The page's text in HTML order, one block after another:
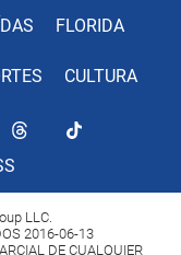
FLORIDA
CULTURA
LLC.
2016-06-13
DE CUALQUIER